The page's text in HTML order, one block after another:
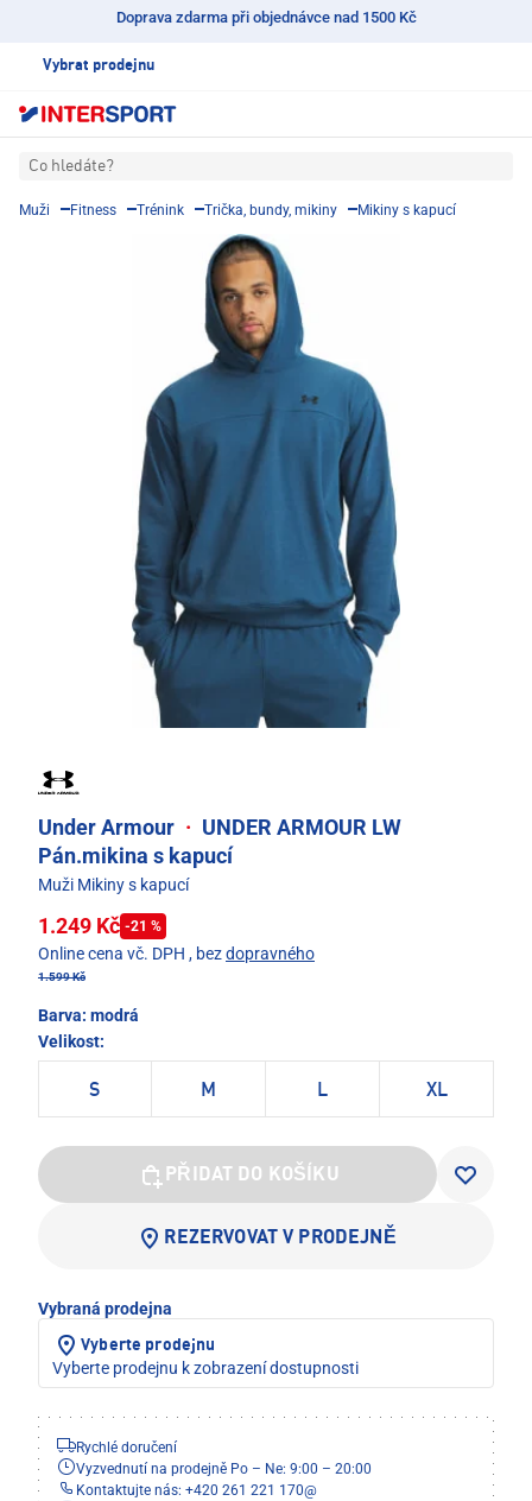
Doprava zdarma při objednávce nad 1500 Kč
Vybrat prodejnu
Co hledáte?
Muži Fitness Trénink Trička, bundy, mikiny Mikiny s kapucí
Under Armour · UNDER ARMOUR LW
Pán.mikina s kapucí
Muži Mikiny s kapucí
1.249 Kč -21 %
Online cena vč. DPH , bezdopravného
1.599 Kč
Barva: modrá
Velikost:
S M L XL
PŘIDAT DO KOŠÍKU
REZERVOVAT V PRODEJNĚ
Vybraná prodejna
Vyberte prodejnu
Vyberte prodejnu k zobrazení dostupnosti
Rychlé doručení
Vyzvednutí na prodejně Po – Ne: 9:00 – 20:00
Kontaktujte nás: +420 261 221 170@